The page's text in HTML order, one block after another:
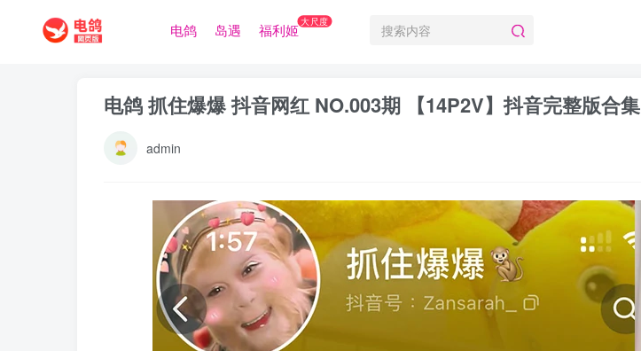
电鸽 岛遇 福利姬大尺度
电鸽 抓住爆爆 抖音网红 NO.003期 【14P2V】抖音完整版合集
admin